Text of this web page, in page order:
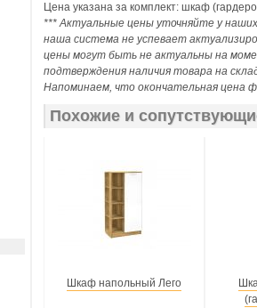
Цена указана за комплект: шкаф
*** Актуальные цены уточняйте у
наша система не успевает
цены могут быть не актуальны на
подтверждения наличия товара на
Напоминаем, что окончательная цена
Похожие и
Шкаф напольный Лего